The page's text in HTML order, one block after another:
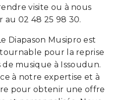
visite ou à nous
au 02 48 25 98 30.
Diapason Musipro est
pour la reprise
musique à Issoudun.
à notre expertise et à
pour obtenir une offre